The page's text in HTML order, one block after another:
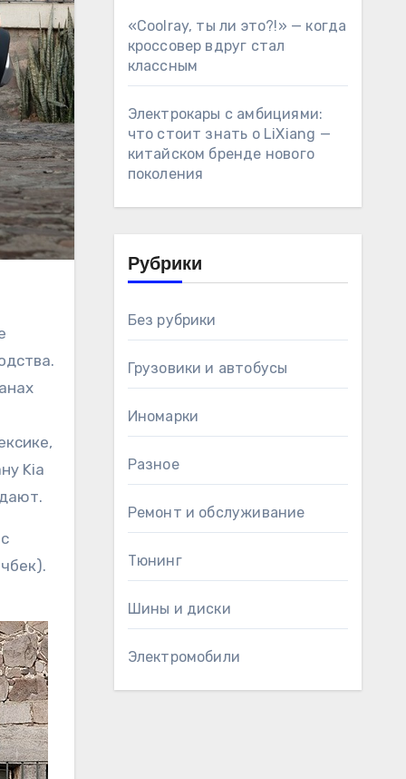
Kia
«Coolray, ты ли это?!» — когда
кроссовер вдруг стал
классным
Электрокары с амбициями:
что стоит знать о LiXiang —
китайском бренде нового
поколения
Рубрики
Без рубрики
Грузовики и автобусы
Иномарки
Разное
Ремонт и обслуживание
Тюнинг
Шины и диски
Электромобили